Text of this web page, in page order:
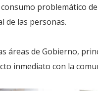
problemático
de las personas.
áreas de Gobierno,
inmediato con la